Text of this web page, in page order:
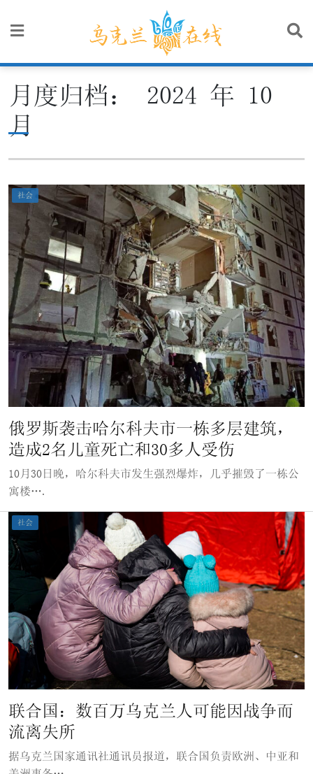
月度归档： 2024 年 10
月
社会
俄罗斯袭击哈尔科夫市一栋多层建筑，
造成2名儿童死亡和30多人受伤
10月30日晚，哈尔科夫市发生强烈爆炸，几乎摧毁了一栋公
寓楼….
社会
联合国：数百万乌克兰人可能因战争而
流离失所
据乌克兰国家通讯社通讯员报道，联合国负责欧洲、中亚和